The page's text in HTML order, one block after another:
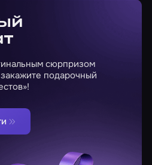
сюрпризом
подарочный